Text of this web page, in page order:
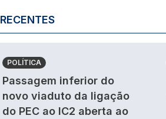
RECENTES
POLÍTICA
Passagem inferior do
novo viaduto da ligação
do PEC ao IC2 aberta ao